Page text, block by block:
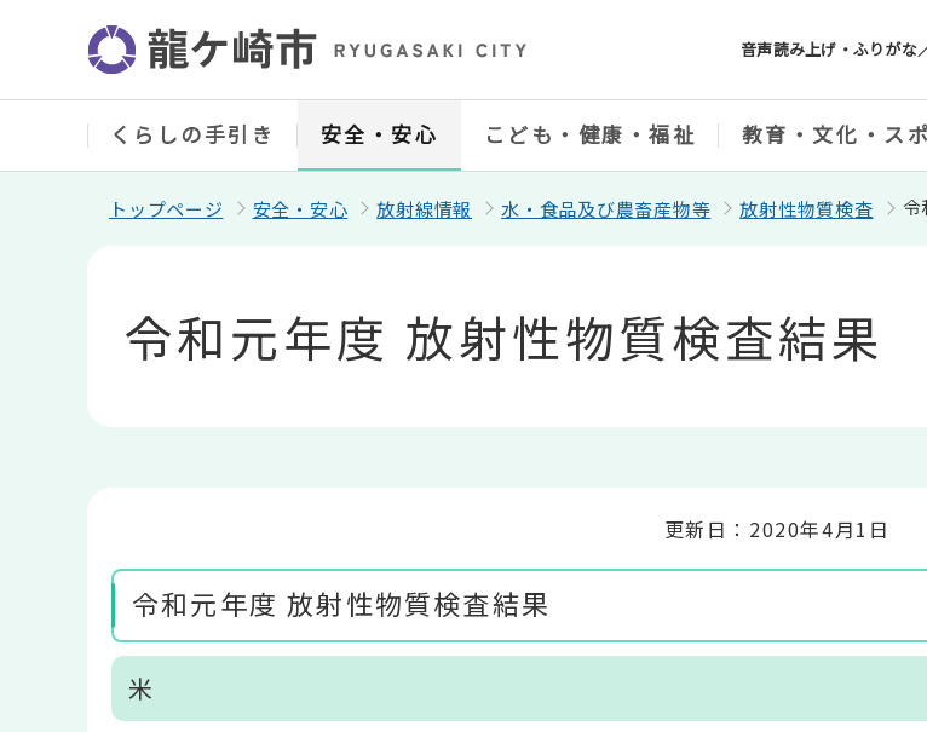
ジ
音声読み上げ・ふりがな
くらしの手引き 安全・安心 こども・健康・福祉 教育・文化・ス
トップページ 安全・安心 放射線情報 水・食品及び農畜産物等 放射性物質検査 令
令和元年度 放射性物質検査結果
更新日：2020年4月1日
令和元年度 放射性物質検査結果
米